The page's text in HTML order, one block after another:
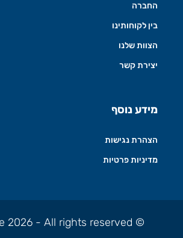
החברה
בין לקוחותינו
הצוות שלנו
יצירת קשר
מידע נוסף
הצהרת נגישות
מדיניות פרטיות
© Next Place 2026 - All rights reserved